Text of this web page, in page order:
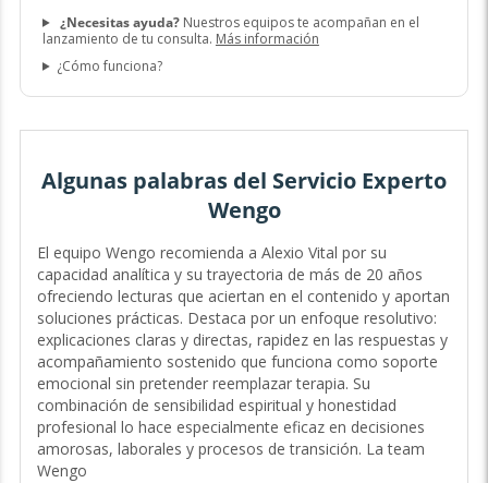
¿Necesitas ayuda?Nuestros equipos te acompañan en el
lanzamiento de tu consulta. Más información
¿Cómo funciona?
Algunas palabras del Servicio Experto
Wengo
El equipo Wengo recomienda a Alexio Vital por su
capacidad analítica y su trayectoria de más de 20 años
ofreciendo lecturas que aciertan en el contenido y aportan
soluciones prácticas. Destaca por un enfoque resolutivo:
explicaciones claras y directas, rapidez en las respuestas y
acompañamiento sostenido que funciona como soporte
emocional sin pretender reemplazar terapia. Su
combinación de sensibilidad espiritual y honestidad
profesional lo hace especialmente eficaz en decisiones
amorosas, laborales y procesos de transición. La team
Wengo